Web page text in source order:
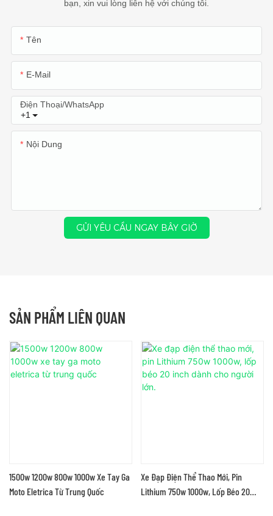
bạn, xin vui lòng liên hệ với chúng tôi.
Tên
E-Mail
+1
Điện Thoại/WhatsApp
Nội Dung
GỬI YÊU CẦU NGAY BÂY GIỜ
SẢN PHẨM LIÊN QUAN
1500w 1200w 800w 1000w Xe Tay Ga
Moto Eletrica Từ Trung Quốc
Xe Đạp Điện Thể Thao Mới, Pin
Lithium 750w 1000w, Lốp Béo 20